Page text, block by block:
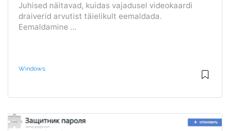
Juhised näitavad, kuidas vajadusel videokaardi
draiverid arvutist täielikult eemaldada.
Eemaldamine ...
Windows